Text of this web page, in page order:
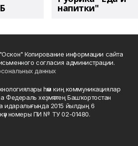
напитки"
Копирование информации сайта
согласия администрации.
данных
һәм киң коммуникациялар
Федераль хеҙмәттең Башҡортостан
идаралығында 2015 йылдың 6
номеры ПИ № ТУ 02-01480.